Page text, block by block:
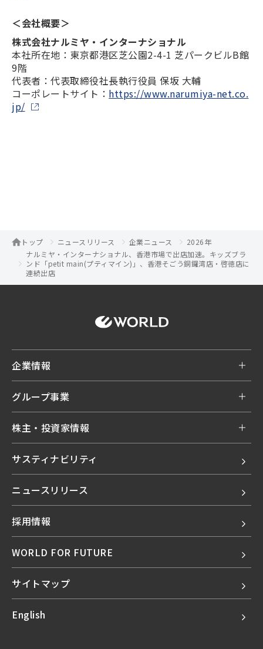
＜会社概要＞
株式会社ナルミヤ・インターナショナル
本社所在地：東京都港区芝公園2-4-1 芝パークビルB館
9階
代表者：代表取締役社長執行役員 保坂 大輔
コーポレートサイト： https://www.narumiya-net.co.
jp/
トップ ニュースリリース 企業ニュース
2026年
ナルミヤ・インターナショナル、香港市場で出店加速。キッズブラ
ンド「petit main(プティマイン)」、香港そごう銅鑼湾店・啓徳店に
連続出店
企業情報
グループ事業
株主・投資家情報
サスティナビリティ
ニュースリリース
採用情報
WORLD FOR FUTURE
サイトマップ
English